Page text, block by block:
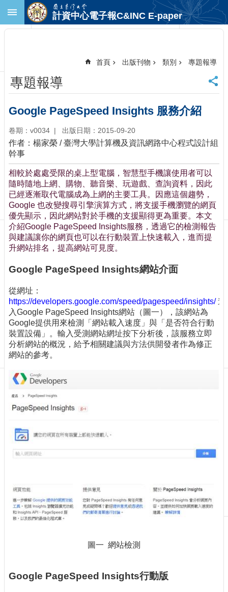
跳到主要內容區塊
首
頁
臺
大
首
頁
計
中
首
頁
聯
絡
資
訊
訂
取
網
站
導
覽
最
新
息
關
於
們
版
校
務
服
導
計資中心電子報C&INC E-paper
首頁 出版刊物 類別 專題報導
專題報導
Google PageSpeed Insights 服務介紹
卷期：v0034 出版日期：2015-09-20
作者：楊家榮 / 臺灣大學計算機及資訊網路中心程式設計組
幹事
相較於處處受限的桌上型電腦，智慧型手機讓使用者可以
隨時隨地上網、購物、聽音樂、玩遊戲、查詢資料，因此
已經逐漸取代電腦成為上網的主要工具。因應這個趨勢，
Google 也改變搜尋引擎演算方式，將支援手機瀏覽的網頁
優先顯示，因此網站對於手機的支援顯得更為重要。本文
介紹Google PageSpeed Insights服務，透過它的檢測報告
與建議讓你的網頁也可以在行動裝置上快速載入，進而提
升網站排名，提高網站可見度。
Google PageSpeed Insights網站介面
從網址：
https://developers.google.com/speed/pagespeed/insights/進
入Google PageSpeed Insights網站（圖一），該網站為
Google提供用來檢測「網站載入速度」與「是否符合行動
裝置設備」。輸入受測網站網址按下分析後，該服務立即
分析網站的概況，給予相關建議與方法供開發者作為修正
網站的參考。
圖一 網站檢測
Google PageSpeed Insights行動版